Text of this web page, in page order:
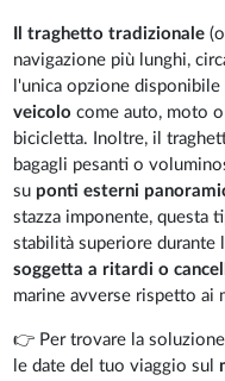
Il traghetto tradizionale
navigazione più lunghi,
l'unica opzione
veicolocome auto, moto o
bicicletta. Inoltre, il
bagagli pesanti o
su ponti esterni
stazza imponente, questa
stabilità superiore durante
soggetta a ritardi o
marine avverse rispetto ai
👉 Per trovare la
le date del tuo viaggio sul